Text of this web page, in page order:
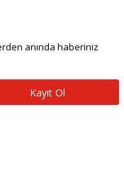
anında haberiniz
Kayıt Ol